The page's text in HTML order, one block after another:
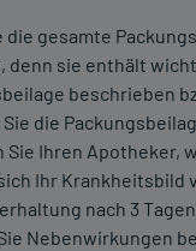
die gesamte
denn sie enthält
beschrieben
Sie die
Sie Ihren Apotheker,
Ihr Krankheitsbild
nach 3
Nebenwirkungen